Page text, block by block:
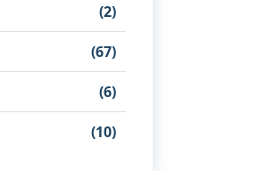
(2)
(67)
(6)
(10)